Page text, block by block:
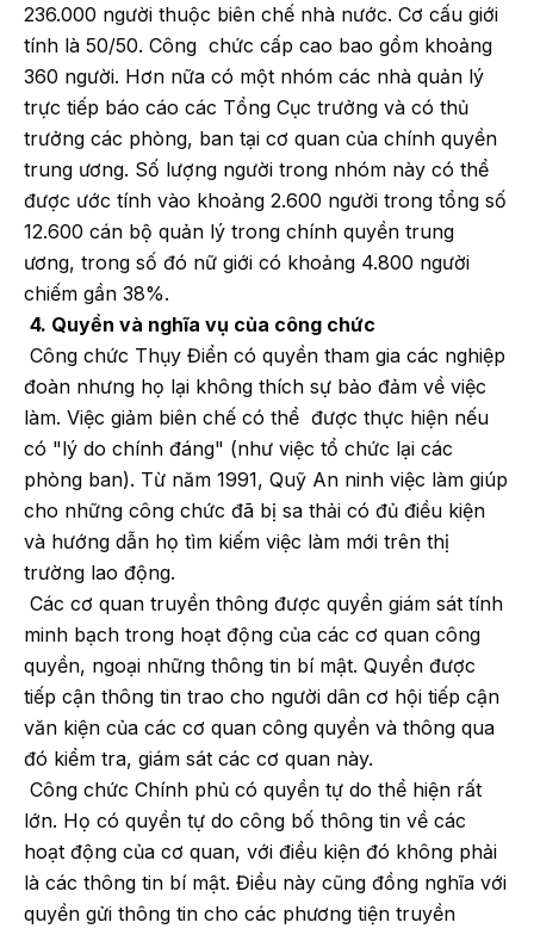
236.000 người thuộc biên chế nhà nước. Cơ cấu giới
tính là 50/50. Công chức cấp cao bao gồm khoảng
360 người. Hơn nữa có một nhóm các nhà quản lý
trực tiếp báo cáo các Tổng Cục trưởng và có thủ
trưởng các phòng, ban tại cơ quan của chính quyền
trung ương. Số lượng người trong nhóm này có thể
được ước tính vào khoảng 2.600 người trong tổng số
12.600 cán bộ quản lý trong chính quyền trung
ương, trong số đó nữ giới có khoảng 4.800 người
chiếm gần 38%.
4. Quyền và nghĩa vụ của công chức
Công chức Thụy Điển có quyền tham gia các nghiệp
đoàn nhưng họ lại không thích sự bảo đảm về việc
làm. Việc giảm biên chế có thể được thực hiện nếu
có "lý do chính đáng" (như việc tổ chức lại các
phòng ban). Từ năm 1991, Quỹ An ninh việc làm giúp
cho những công chức đã bị sa thải có đủ điều kiện
và hướng dẫn họ tìm kiếm việc làm mới trên thị
trường lao động.
Các cơ quan truyền thông được quyền giám sát tính
minh bạch trong hoạt động của các cơ quan công
quyền, ngoại những thông tin bí mật. Quyền được
tiếp cận thông tin trao cho người dân cơ hội tiếp cận
văn kiện của các cơ quan công quyền và thông qua
đó kiểm tra, giám sát các cơ quan này.
Công chức Chính phủ có quyền tự do thể hiện rất
lớn. Họ có quyền tự do công bố thông tin về các
hoạt động của cơ quan, với điều kiện đó không phải
là các thông tin bí mật. Điều này cũng đồng nghĩa với
quyền gửi thông tin cho các phương tiện truyền